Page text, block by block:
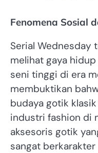
Fenomena Sosial
Serial Wednesday
melihat gaya
seni tinggi di era
membuktikan
budaya gotik
industri fashion di
aksesoris gotik
sangat